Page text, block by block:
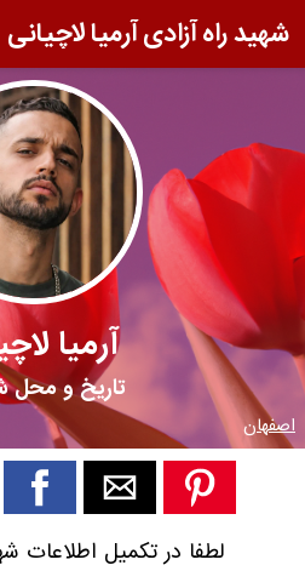
شهید راه آزادی آرمیا لاچیانی
آرمیا
تاریخ و محل
اصفهان
لطفا در تکمیل اطلاعات